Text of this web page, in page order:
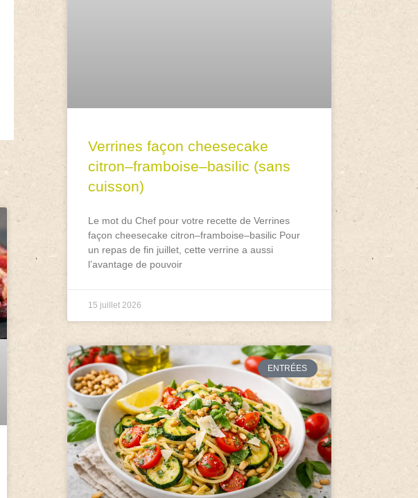
Verrines façon cheesecake
citron–framboise–basilic (sans
cuisson)
Le mot du Chef pour votre recette de Verrines
façon cheesecake citron–framboise–basilic Pour
un repas de fin juillet, cette verrine a aussi
l’avantage de pouvoir
15 juillet 2026
ENTRÉES